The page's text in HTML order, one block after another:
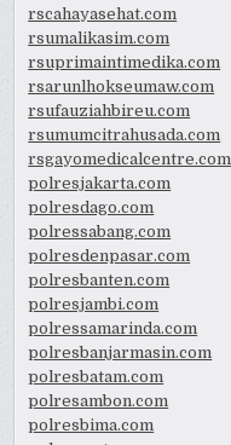
rscahayasehat.com
rsumalikasim.com
rsuprimaintimedika.com
rsarunlhokseumaw.com
rsufauziahbireu.com
rsumumcitrahusada.com
rsgayomedicalcentre.com
polresjakarta.com
polresdago.com
polressabang.com
polresdenpasar.com
polresbanten.com
polresjambi.com
polressamarinda.com
polresbanjarmasin.com
polresbatam.com
polresambon.com
polresbima.com